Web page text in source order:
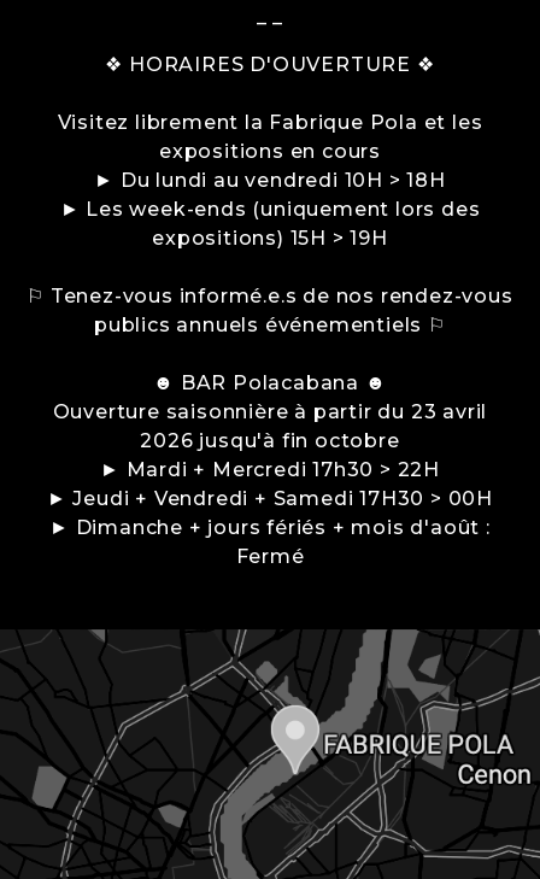
❖ HORAIRES D'OUVERTURE ❖
Visitez librement la Fabrique Pola et les
expositions en cours
► Du lundi au vendredi 10H > 18H
► Les week-ends (uniquement lors des
expositions) 15H > 19H
⚐ Tenez-vous informé.e.s de nos rendez-vous
publics annuels événementiels ⚐
☻ BAR Polacabana ☻
Ouverture saisonnière à partir du 23 avril
2026 jusqu'à fin octobre
► Mardi + Mercredi 17h30 > 22H
► Jeudi + Vendredi + Samedi 17H30 > 00H
► Dimanche + jours fériés + mois d'août :
Fermé